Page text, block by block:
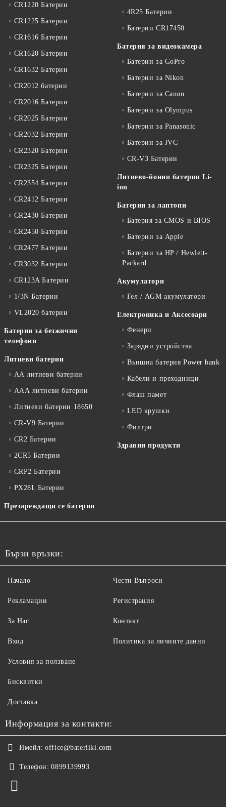
CR1220 Батерии
CR1225 Батерии
CR1616 Батерии
CR1620 Батерии
CR1632 Батерии
CR2012 батерии
CR2016 Батерии
CR2025 Батерии
CR2032 Батерии
CR2320 Батерии
CR2325 Батерии
CR2354 Батерии
CR2412 Батерии
CR2430 Батерии
CR2450 Батерии
CR2477 Батерии
CR3032 Батерии
CR123A Батерии
1/3N Батерии
VL2020 батерии
Батерии за безжични
телефони
Литиеви батерии
АА литиеви батерии
ААА литиеви батерии
Литиеви батерии 18650
CR-V9 Батерии
CR2 Батерии
2CR5 Батерии
CRP2 Батерии
PX28L Батерии
Презареждащи се батерии
4R25 Батерии
Батерии CR17450
Батерия за видеокамера
Батерии за GoPro
Батерии за Nikon
Батерии за Canon
Батерии за Olympus
Батерии за Panasonic
Батерии за JVC
CR-V3 Батерии
Литиево-йонни батерии Li-
ion
Батерии за лаптопи
Батерия за CMOS и BIOS
Батерии за Apple
Батерии за HP / Hewlett-
Packard
Акумулатори
Гел / AGM акумулатори
Електроника и Аксесоари
Фенери
Зарядни устройства
Външна батерия Power bank
Кабели и преходници
Флаш памет
LED крушки
Филтри
Здравни продукти
Бързи връзки:
Начало
Рекламации
За Нас
Вход
Чести Въпроси
Регистрация
Контакт
Политика за личните данни
Условия за ползване
Бисквитки
Доставка
Информация за контакти:
Имейл: office@bateriiki.com
Телефон: 0899139993